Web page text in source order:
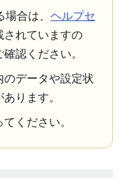
合は、 ヘルプセ
されていますの
認ください。
データや設定状
ります。
ください。